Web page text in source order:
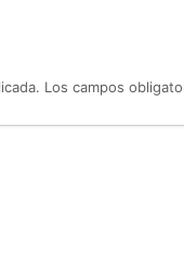
Los campos